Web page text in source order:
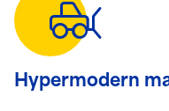
Hypermodern